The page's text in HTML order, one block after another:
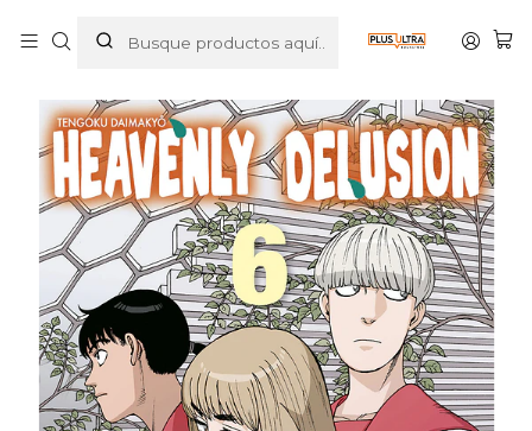
HEAVENLY DELUSION 06 - NORMA